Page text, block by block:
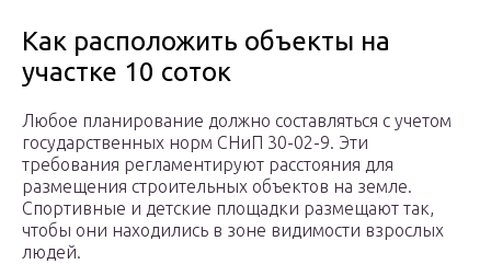
Как расположить объекты на
участке 10 соток
Любое планирование должно составляться с учетом
государственных норм СНиП 30-02-9. Эти
требования регламентируют расстояния для
размещения строительных объектов на земле.
Спортивные и детские площадки размещают так,
чтобы они находились в зоне видимости взрослых
людей.